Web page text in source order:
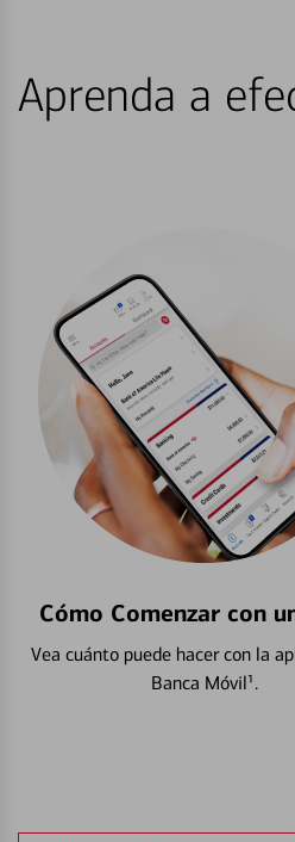
Aprenda a
Cómo Comenzar con
Vea cuánto puede hacer con la
Banca Móvil¹.